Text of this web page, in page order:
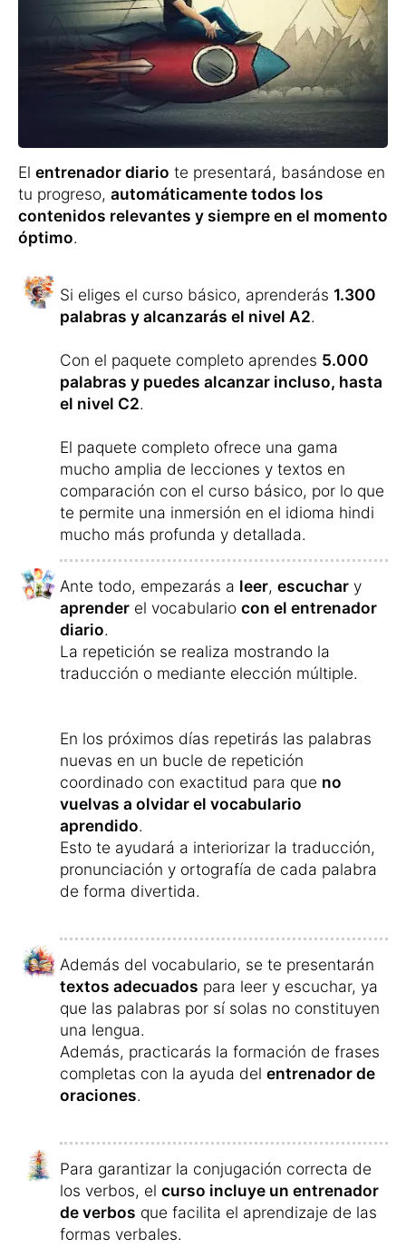
La repetición se realiza mostrando la
traducción o mediante elección múltiple.
En los próximos días repetirás las palabras
nuevas en un bucle de repetición
vuelvas a olvidar el vocabulario
aprendido .
Esto te ayudará a interiorizar la traducción,
pronunciación y ortografía de cada palabra
de forma divertida.
Además del vocabulario, se te presentarán
que las palabras por sí solas no constituyen
una lengua.
Además, practicarás la formación de frases
oraciones
Para garantizar la conjugación correcta de
los verbos, el
curso incluye un entrenador
formas verbales.
Para simplificarte el proceso de
automáticamente, para que siempre
continúes aprendiendo en el momento más
óptimo.
Depende de ti si estudias, por ejemplo, tres
minutos, 17 minutos o una hora al día.
También hay unaserie de elementos que
aprendiendo:
Cuanto más tiempo aprendas durante el día,
más puntos obtendrás por palabra.
Cuanto más tiempo estudies al día, más
puntos ganarás por palabra.
Además, si estudias durante varios días sin
interrupción,recibirás una recompensa
extra.
Después de cada unidad de aprendizaje,
tendrás la oportunidad de competir con
otros participantes yconvertir los puntos
en recompensas
, de forma similar a un